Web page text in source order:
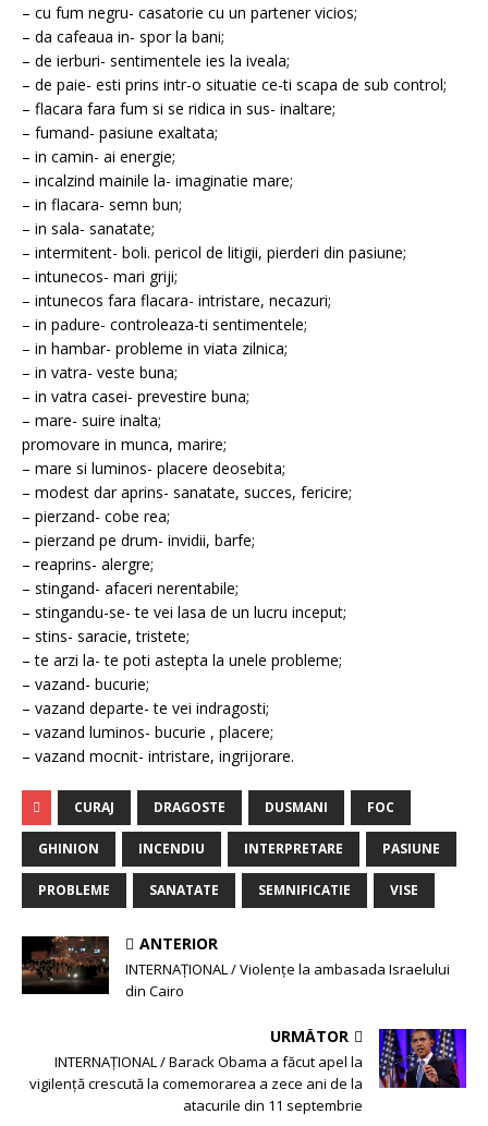
– cu fum negru- casatorie cu un partener vicios;
– da cafeaua in- spor la bani;
– de ierburi- sentimentele ies la iveala;
– de paie- esti prins intr-o situatie ce-ti scapa de sub control;
– flacara fara fum si se ridica in sus- inaltare;
– fumand- pasiune exaltata;
– in camin- ai energie;
– incalzind mainile la- imaginatie mare;
– in flacara- semn bun;
– in sala- sanatate;
– intermitent- boli. pericol de litigii, pierderi din pasiune;
– intunecos- mari griji;
– intunecos fara flacara- intristare, necazuri;
– in padure- controleaza-ti sentimentele;
– in hambar- probleme in viata zilnica;
– in vatra- veste buna;
– in vatra casei- prevestire buna;
– mare- suire inalta;
promovare in munca, marire;
– mare si luminos- placere deosebita;
– modest dar aprins- sanatate, succes, fericire;
– pierzand- cobe rea;
– pierzand pe drum- invidii, barfe;
– reaprins- alergre;
– stingand- afaceri nerentabile;
– stingandu-se- te vei lasa de un lucru inceput;
– stins- saracie, tristete;
– te arzi la- te poti astepta la unele probleme;
– vazand- bucurie;
– vazand departe- te vei indragosti;
– vazand luminos- bucurie , placere;
– vazand mocnit- intristare, ingrijorare.
CURAJ DRAGOSTE DUSMANI FOC
GHINION INCENDIU INTERPRETARE PASIUNE
PROBLEME SANATATE SEMNIFICATIE VISE
ANTERIOR
INTERNAȚIONAL / Violenţe la ambasada Israelului
din Cairo
URMĂTOR
INTERNAȚIONAL / Barack Obama a făcut apel la
vigilență crescută la comemorarea a zece ani de la
atacurile din 11 septembrie